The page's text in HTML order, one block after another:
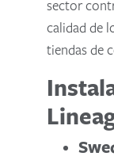
sector
calidad de
tiendas de